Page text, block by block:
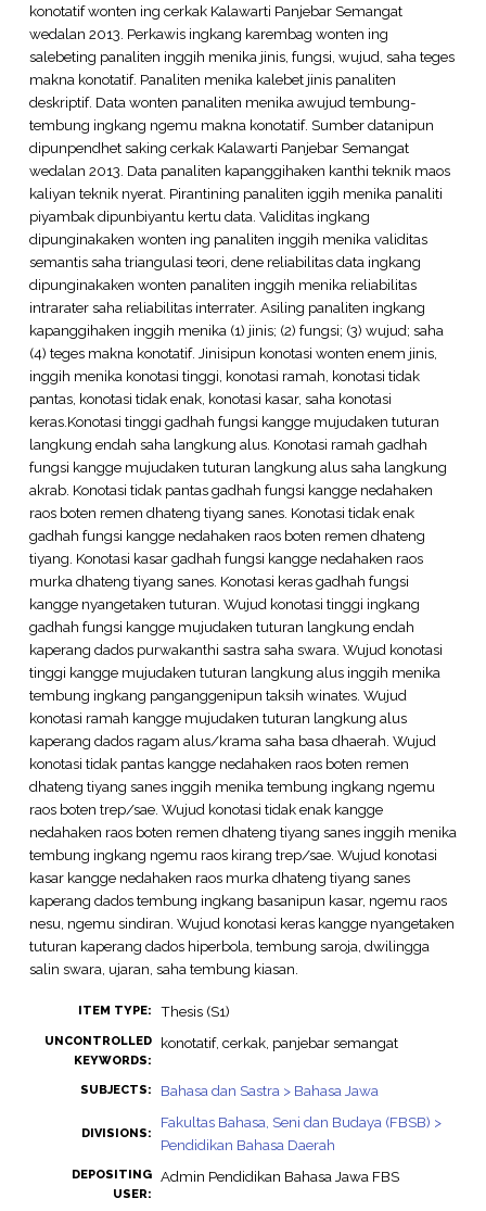
konotatif wonten ing cerkak Kalawarti Panjebar Semangat
wedalan 2013. Perkawis ingkang karembag wonten ing
salebeting panaliten inggih menika jinis, fungsi, wujud, saha teges
makna konotatif. Panaliten menika kalebet jinis panaliten
deskriptif. Data wonten panaliten menika awujud tembung-
tembung ingkang ngemu makna konotatif. Sumber datanipun
dipunpendhet saking cerkak Kalawarti Panjebar Semangat
wedalan 2013. Data panaliten kapanggihaken kanthi teknik maos
kaliyan teknik nyerat. Pirantining panaliten iggih menika panaliti
piyambak dipunbiyantu kertu data. Validitas ingkang
dipunginakaken wonten ing panaliten inggih menika validitas
semantis saha triangulasi teori, dene reliabilitas data ingkang
dipunginakaken wonten panaliten inggih menika reliabilitas
intrarater saha reliabilitas interrater. Asiling panaliten ingkang
kapanggihaken inggih menika (1) jinis; (2) fungsi; (3) wujud; saha
(4) teges makna konotatif. Jinisipun konotasi wonten enem jinis,
inggih menika konotasi tinggi, konotasi ramah, konotasi tidak
pantas, konotasi tidak enak, konotasi kasar, saha konotasi
keras.Konotasi tinggi gadhah fungsi kangge mujudaken tuturan
langkung endah saha langkung alus. Konotasi ramah gadhah
fungsi kangge mujudaken tuturan langkung alus saha langkung
akrab. Konotasi tidak pantas gadhah fungsi kangge nedahaken
raos boten remen dhateng tiyang sanes. Konotasi tidak enak
gadhah fungsi kangge nedahaken raos boten remen dhateng
tiyang. Konotasi kasar gadhah fungsi kangge nedahaken raos
murka dhateng tiyang sanes. Konotasi keras gadhah fungsi
kangge nyangetaken tuturan. Wujud konotasi tinggi ingkang
gadhah fungsi kangge mujudaken tuturan langkung endah
kaperang dados purwakanthi sastra saha swara. Wujud konotasi
tinggi kangge mujudaken tuturan langkung alus inggih menika
tembung ingkang panganggenipun taksih winates. Wujud
konotasi ramah kangge mujudaken tuturan langkung alus
kaperang dados ragam alus/krama saha basa dhaerah. Wujud
konotasi tidak pantas kangge nedahaken raos boten remen
dhateng tiyang sanes inggih menika tembung ingkang ngemu
raos boten trep/sae. Wujud konotasi tidak enak kangge
nedahaken raos boten remen dhateng tiyang sanes inggih menika
tembung ingkang ngemu raos kirang trep/sae. Wujud konotasi
kasar kangge nedahaken raos murka dhateng tiyang sanes
kaperang dados tembung ingkang basanipun kasar, ngemu raos
nesu, ngemu sindiran. Wujud konotasi keras kangge nyangetaken
tuturan kaperang dados hiperbola, tembung saroja, dwilingga
salin swara, ujaran, saha tembung kiasan.
ITEM TYPE: Thesis (S1)
UNCONTROLLED
KEYWORDS:
konotatif, cerkak, panjebar semangat
SUBJECTS: Bahasa dan Sastra > Bahasa Jawa
DIVISIONS:
Fakultas Bahasa, Seni dan Budaya (FBSB) >
Pendidikan Bahasa Daerah
DEPOSITING
USER:
Admin Pendidikan Bahasa Jawa FBS